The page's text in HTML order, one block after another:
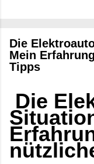
Straße, aus
nach Torffeuer
Deutschland
oft erst der
wegen der
Küstenstraßen
das Land aber
manchmal
Die
Mein
Tipps
Die